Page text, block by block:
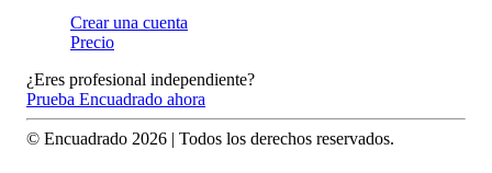
Crear una cuenta
Precio
¿Eres profesional independiente?
Prueba Encuadrado ahora
© Encuadrado 2026 | Todos los derechos reservados.